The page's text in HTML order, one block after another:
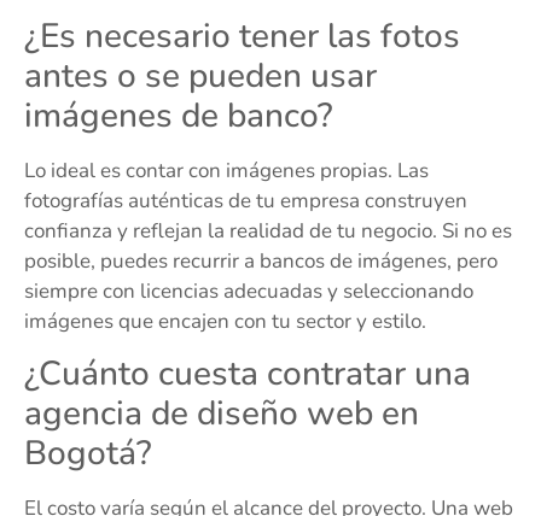
¿Es necesario tener las fotos
antes o se pueden usar
imágenes de banco?
Lo ideal es contar con imágenes propias. Las
fotografías auténticas de tu empresa construyen
confianza y reflejan la realidad de tu negocio. Si no es
posible, puedes recurrir a bancos de imágenes, pero
siempre con licencias adecuadas y seleccionando
imágenes que encajen con tu sector y estilo.
¿Cuánto cuesta contratar una
agencia de diseño web en
Bogotá?
El costo varía según el alcance del proyecto. Una web